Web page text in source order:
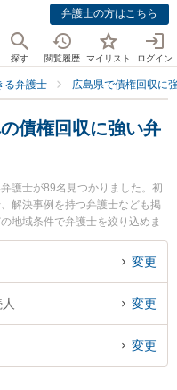
弁護士の方はこちら
探す 閲覧履歴 マイリスト ログイン
る弁護士 広島県で債権回収に
債権回収に強い弁
護士が89名見つかりました。初
解決事例を持つ弁護士なども掲
地域条件で弁護士を絞り込めま
代行、債権の時効中断等の細か
まりん法律事務所の森 亮人弁護
人への債権回収のトラブルを今
への債権回収のトラブル解決の
相談無料で債務者の相続人への
変更
変更
変更